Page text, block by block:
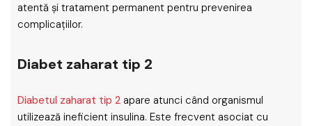
atentă și tratament permanent pentru prevenirea
complicațiilor.
Diabet zaharat tip 2
Diabetul zaharat tip 2 apare atunci când organismul
utilizează ineficient insulina. Este frecvent asociat cu